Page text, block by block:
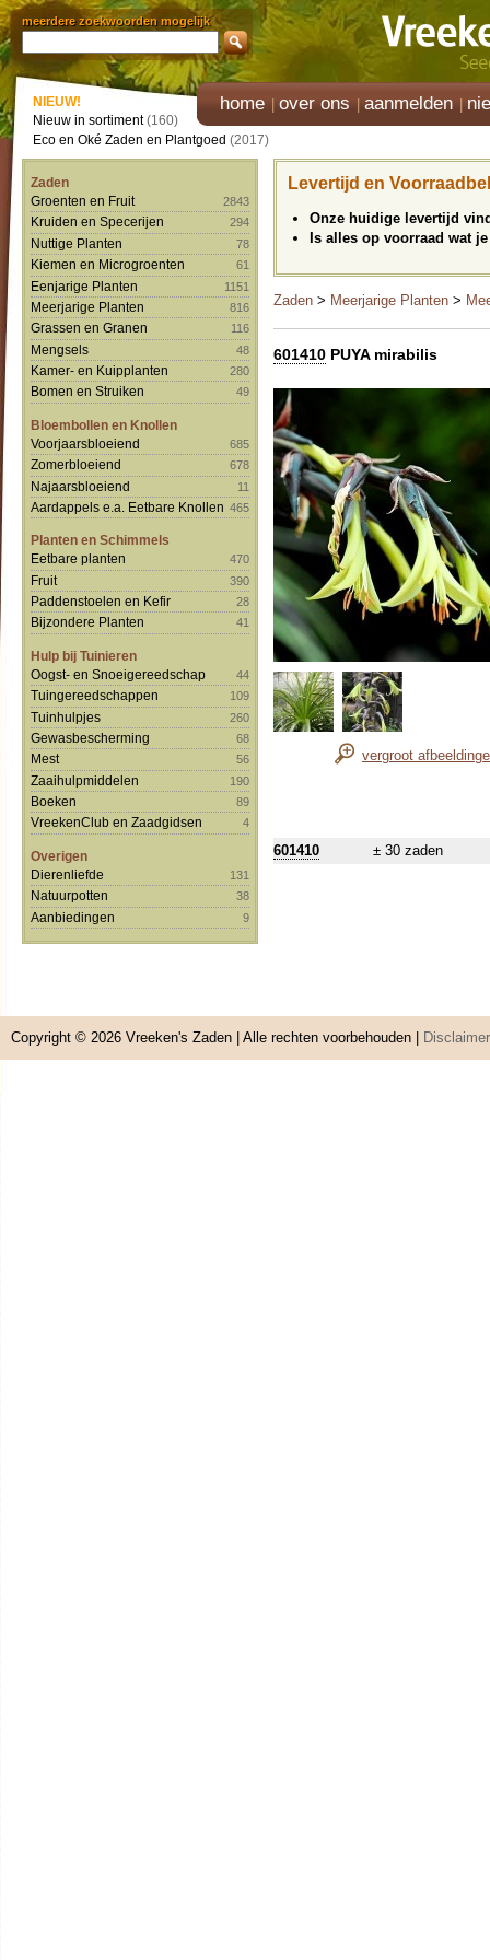
meerdere zoekwoorden mogelijk
home over ons aanmelden
NIEUW!
Nieuw in sortiment(160)
Eco en Oké Zaden en Plantgoed (2017)
Zaden
Groenten en Fruit
2843
Kruiden en Specerijen 294
Nuttige Planten 78
Kiemen en Microgroenten 61
Eenjarige Planten 1151
Meerjarige Planten 816
Grassen en Granen 116
Mengsels 48
Kamer- en Kuipplanten 280
Bomen en Struiken 49
Bloembollen en Knollen
Voorjaarsbloeiend
685
Zomerbloeiend 678
Najaarsbloeiend 11
Aardappels e.a. Eetbare Knollen 465
Planten en Schimmels
Eetbare planten
470
Fruit 390
Paddenstoelen en Kefir 28
Bijzondere Planten 41
Hulp bij Tuinieren
Oogst- en Snoeigereedschap
44
Tuingereedschappen 109
Tuinhulpjes 260
Gewasbescherming 68
Mest 56
Zaaihulpmiddelen 190
Boeken 89
VreekenClub en Zaadgidsen 4
Overigen
Dierenliefde
131
Natuurpotten 38
Aanbiedingen 9
Levertijd en
Onze huidige levertijd
Is alles op voorraad wat
Zaden > Meerjarige Planten >
601410 PUYA mirabilis
vergroot
601410 ± 30 zaden
Copyright © 2026 Vreeken's Zaden | Alle rechten voorbehouden | Disclaimer